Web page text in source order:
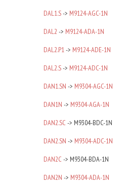
DAL1.S-> M9124-AGC-1N
DAL2 -> M9124-ADA-1N
DAL2.P1-> M9124-ADE-1N
DAL2.S-> M9124-ADC-1N
DAN1.SN -> M9304-AGC-1N
DAN1N -> M9304-AGA-1N
DAN2.SC -> M9304-BDC-1N
DAN2.SN -> M9304-ADC-1N
DAN2C -> M9304-BDA-1N
DAN2N -> M9304-ADA-1N